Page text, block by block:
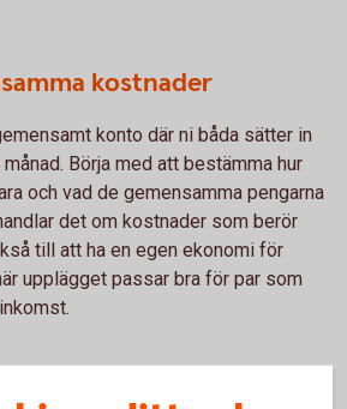
kostnader
konto där ni båda sätter in
Börja med att bestämma hur
och vad de gemensamma pengarna
det om kostnader som berör
till att ha en egen ekonomi för
upplägget passar bra för par som